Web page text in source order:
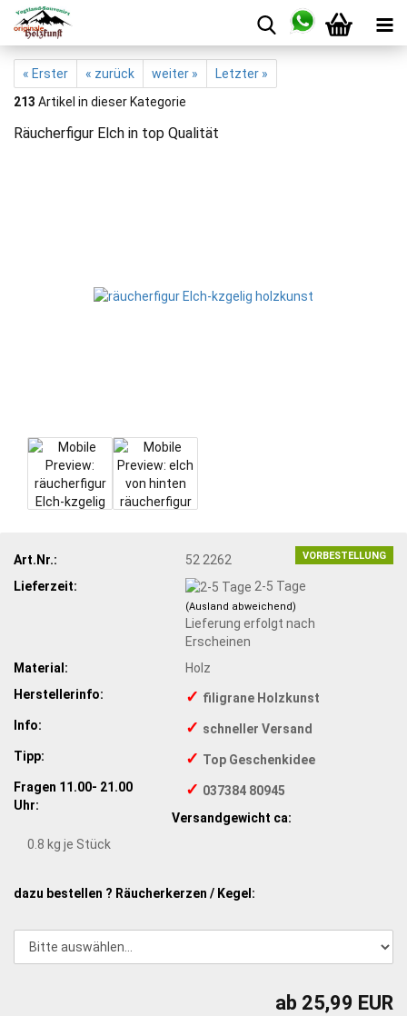
« Erster « zurück weiter »
Letzter »
213 Artikel in dieser Kategorie
Räucherfigur Elch in top Qualität
VORBESTELLUNG
Art.Nr.:
52 2262
Lieferzeit:
2-5 Tage
(Ausland abweichend)
Lieferung erfolgt nach
Erscheinen
Material:
Holz
Herstellerinfo:
✓ filigrane Holzkunst
Info:
✓ schneller Versand
Tipp:
✓ Top Geschenkidee
Fragen 11.00- 21.00
Uhr:
✓ 037384 80945
Versandgewicht ca:
0.8 kg je Stück
dazu bestellen ? Räucherkerzen / Kegel:
ab 25,99 EUR